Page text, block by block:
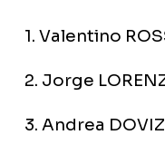
foarte bine